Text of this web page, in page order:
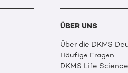
ÜBER UNS
Über die DKMS
Häufige Fragen
DKMS Life